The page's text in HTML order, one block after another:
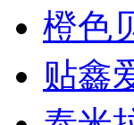
橙色
贴鑫